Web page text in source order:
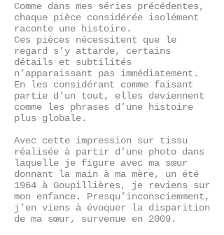
Comme dans mes séries précédentes,
chaque pièce considérée isolément
raconte une histoire.
Ces pièces nécessitent que le
regard s’y attarde, certains
détails et subtilités
n’apparaissant pas immédiatement.
En les considérant comme faisant
partie d’un tout, elles deviennent
comme les phrases d’une histoire
plus globale.
Avec cette impression sur tissu
réalisée à partir d’une photo dans
laquelle je figure avec ma sœur
donnant la main à ma mère, un été
1964 à Goupillières, je reviens sur
mon enfance. Presqu’inconsciemment,
j’en viens à évoquer la disparition
de ma sœur, survenue en 2009.